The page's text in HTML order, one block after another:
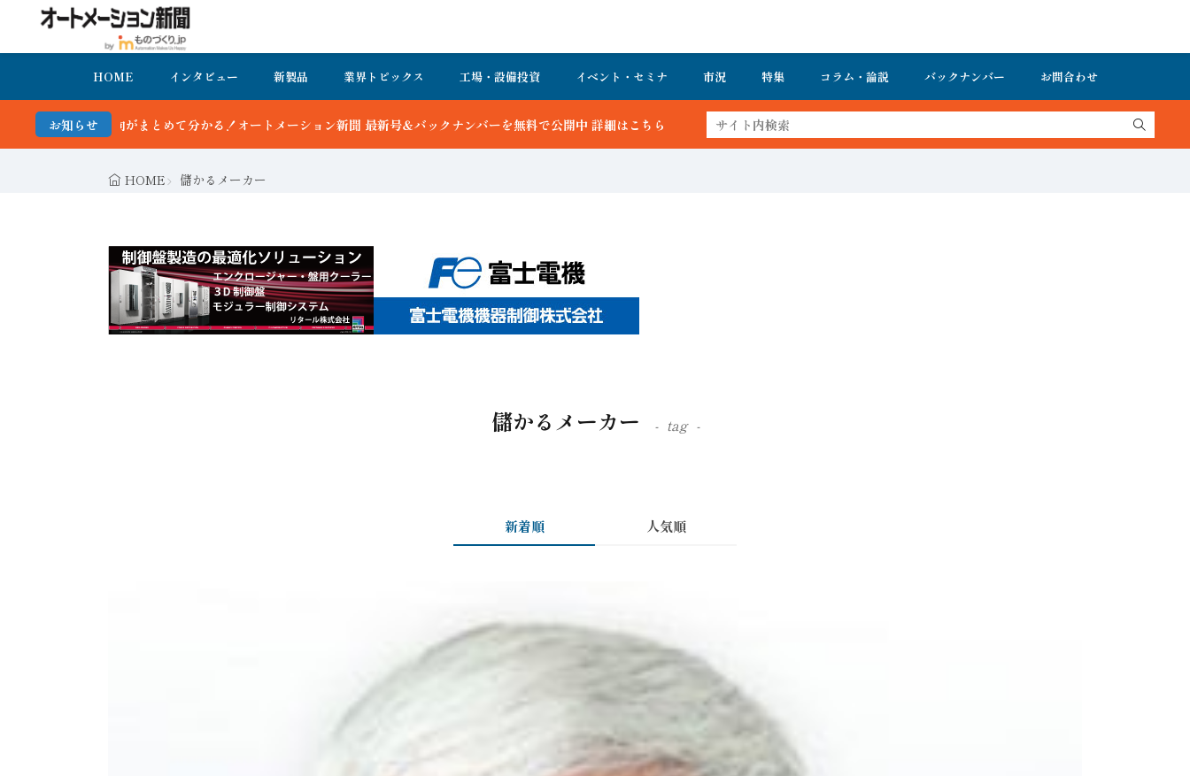
HOME インタビュー 新製品 業界トピックス 工場・設備投資 イベント・セミナ 市況 特集 コラム・論説 バックナンバー お問合わせ
お知らせ
分かる！オートメーション新聞 最新号＆バックナンバーを無料で公開中 詳細はこちら
HOME 儲かるメーカー
儲かるメーカー tag
新着順 人気順